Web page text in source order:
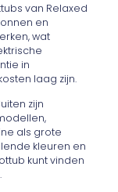
van Relaxed
en
wat
in
laag zijn.
zijn
als grote
kleuren en
kunt vinden